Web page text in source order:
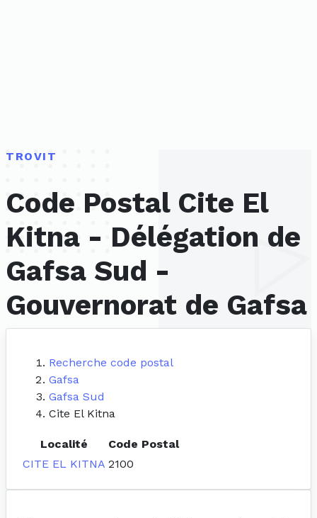
TROVIT
Code Postal Cite El
Kitna - Délégation de
Gafsa Sud -
Gouvernorat de Gafsa
Recherche code postal
Gafsa
Gafsa Sud
Cite El Kitna
Localité
Code Postal
CITE EL KITNA 2100